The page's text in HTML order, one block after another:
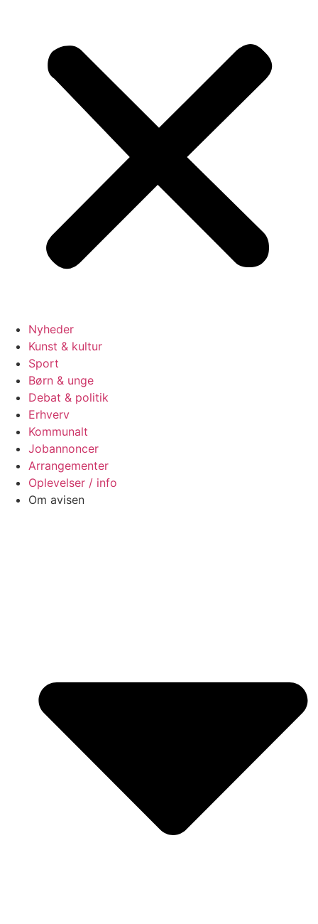
Nyheder
Kunst & kultur
Sport
Børn & unge
Debat & politik
Erhverv
Kommunalt
Jobannoncer
Arrangementer
Oplevelser / info
Om avisen